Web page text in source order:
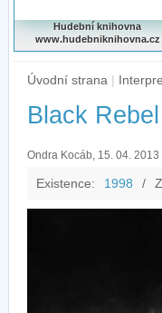
Hudební knihovna
www.hudebniknihovna.cz
Úvodní strana |
Black
Ondra Kocáb, 15. 04. 2013
Existence: 1998 /